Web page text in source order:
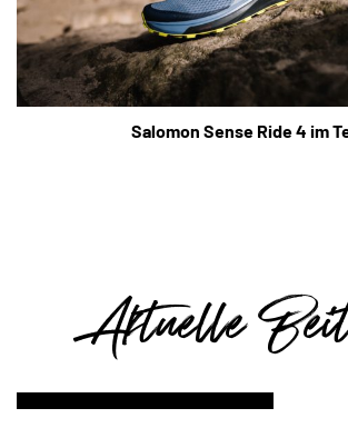
Salomon Sense Ride 4 im
Aktuelle